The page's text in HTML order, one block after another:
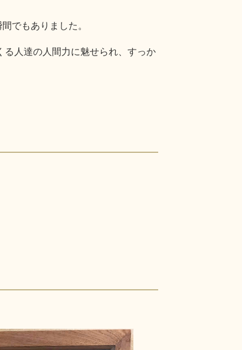
でもありました。
人達の人間力に魅せられ、すっか